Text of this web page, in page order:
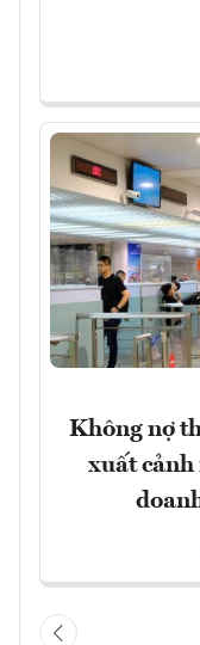
Không nợ
xuất cảnh